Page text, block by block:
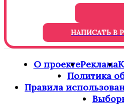
НАПИСАТЬ В
О проектеРеклама
Политика
Правила